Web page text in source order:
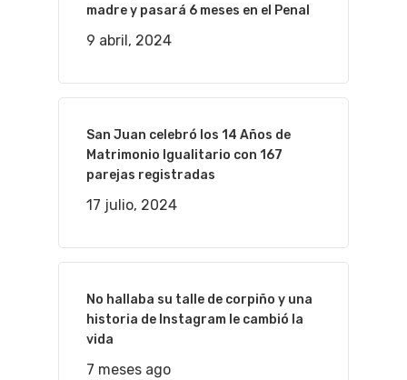
madre y pasará 6 meses en el Penal
9 abril, 2024
San Juan celebró los 14 Años de
Matrimonio Igualitario con 167
parejas registradas
17 julio, 2024
No hallaba su talle de corpiño y una
historia de Instagram le cambió la
vida
7 meses ago